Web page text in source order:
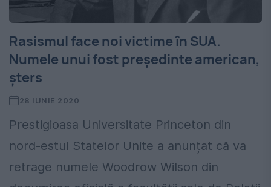
Rasismul face noi victime în SUA.
Numele unui fost președinte american,
șters
28 IUNIE 2020
Prestigioasa Universitate Princeton din
nord-estul Statelor Unite a anunțat că va
retrage numele Woodrow Wilson din